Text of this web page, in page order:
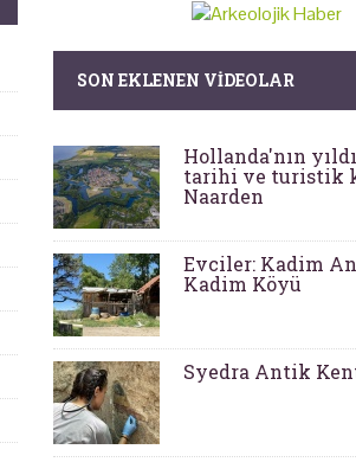
SON EKLENEN VIDEOLAR
Hollanda'nın
tarihi ve turistik
Naarden
Evciler: Kadim
Kadim Köyü
Syedra Antik